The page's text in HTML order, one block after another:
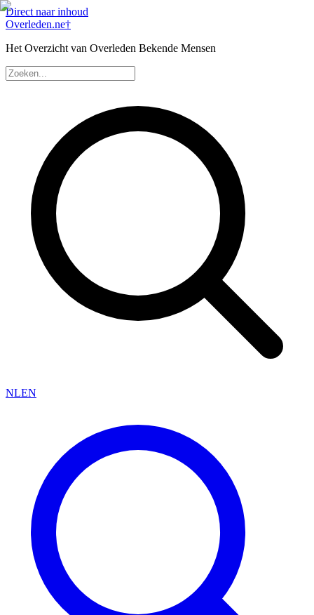
Direct naar inhoud
Overleden.ne†
Het Overzicht van Overleden Bekende Mensen
NLEN